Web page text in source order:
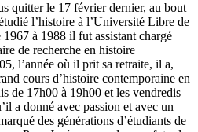
quitter le 17 février dernier, au bout
l’histoire à l’Université Libre de
à 1988 il fut assistant chargé
de recherche en histoire
l’année où il prit sa retraite, il a,
cours d’histoire contemporaine en
de 17h00 à 19h00 et les vendredis
a donné avec passion et avec un
des générations d’étudiants de